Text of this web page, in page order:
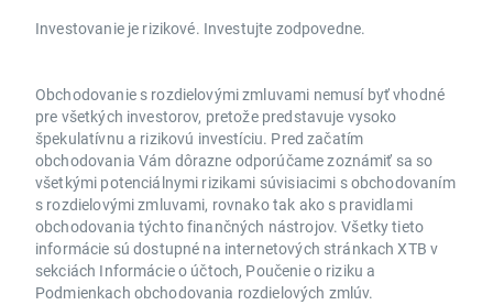
Investovanie je rizikové. Investujte zodpovedne.
Obchodovanie s rozdielovými zmluvami nemusí byť vhodné
pre všetkých investorov, pretože predstavuje vysoko
špekulatívnu a rizikovú investíciu. Pred začatím
obchodovania Vám dôrazne odporúčame zoznámiť sa so
všetkými potenciálnymi rizikami súvisiacimi s obchodovaním
s rozdielovými zmluvami, rovnako tak ako s pravidlami
obchodovania týchto finančných nástrojov. Všetky tieto
informácie sú dostupné na internetových stránkach XTB v
sekciách Informácie o účtoch, Poučenie o riziku a
Podmienkach obchodovania rozdielových zmlúv.